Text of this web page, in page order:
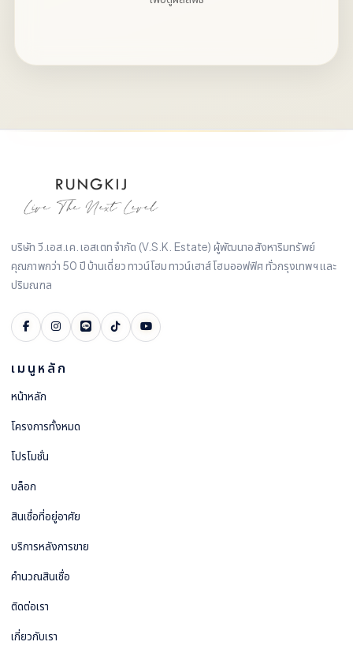
บริษัท วี.เอส.เค. เอสเตท จำกัด (V.S.K. Estate) ผู้พัฒนาอสังหาริมทรัพย์
คุณภาพกว่า 50 ปี บ้านเดี่ยว ทาวน์โฮม ทาวน์เฮาส์ โฮมออฟฟิศ ทั่วกรุงเทพฯ และ
ปริมณฑล
เมนูหลัก
หน้าหลัก
โครงการทั้งหมด
โปรโมชั่น
บล็อก
สินเชื่อที่อยู่อาศัย
บริการหลังการขาย
คำนวณสินเชื่อ
ติดต่อเรา
เกี่ยวกับเรา